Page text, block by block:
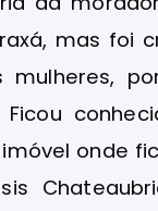
mas foi
mulheres,
onde